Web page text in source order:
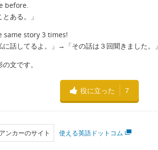
before.
ある。」
same story 3 times!
に話してるよ。」→「その話は３回聞きました。」
文です。
役に立った 7
ンカーのサイト 使える英語ドットコム